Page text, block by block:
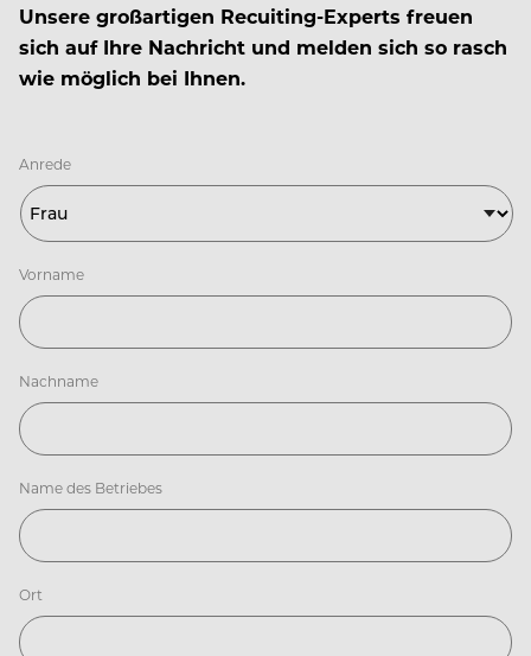
Unsere großartigen Recuiting-Experts freuen
sich auf Ihre Nachricht und melden sich so rasch
wie möglich bei Ihnen.
Anrede
Vorname
Nachname
Name des Betriebes
Ort